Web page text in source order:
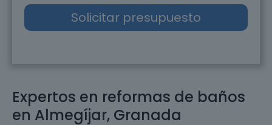
Expertos en reformas de baños
en Almegíjar, Granada